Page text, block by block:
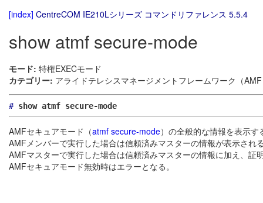
[index] CentreCOM IE210Lシリーズ コマンドリファレンス 5.5.4
show atmf secure-mode
モード: 特権EXECモード
カテゴリー: アライドテレシスマネージメントフレームワーク（
# show atmf secure-mode
AMFセキュアモード（atmf secure-mode）の全般的な情報を表示す
AMFメンバーで実行した場合は信頼済みマスターの情報が表示され
AMFマスターで実行した場合は信頼済みマスターの情報に加え、証
AMFセキュアモード無効時はエラーとなる。